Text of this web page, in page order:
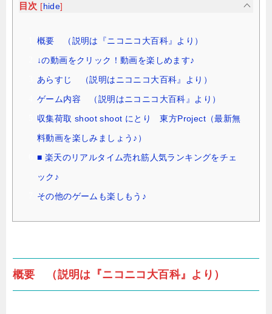
目次 [ hide]
概要 （説明は『ニコニコ大百科』より）
↓の動画をクリック！動画を楽しめます♪
あらすじ （説明はニコニコ大百科』より）
ゲーム内容 （説明はニコニコ大百科』より）
収集荷取 shoot shoot にとり 東方Project（最新無
料動画を楽しみましょう♪）
■ 楽天のリアルタイム売れ筋人気ランキングをチェ
ック♪
その他のゲームも楽しもう♪
概要 （説明は『ニコニコ大百科』より）